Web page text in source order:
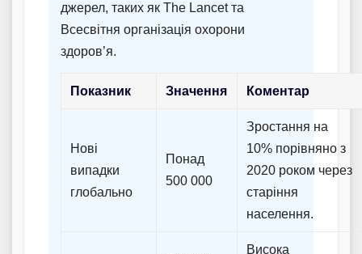
джерел, таких як The Lancet та
Всесвітня організація охорони
здоров’я.
Показник Значення Коментар
Нові
випадки
глобально
Понад
500 000
Зростання на
10% порівняно з
2020 роком через
старіння
населення.
Висока